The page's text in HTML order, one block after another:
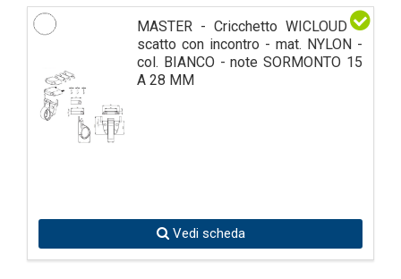
MASTER - Cricchetto WICLOUD a
scatto con incontro - mat. NYLON -
col. BIANCO - note SORMONTO 15
A 28 MM
Vedi scheda